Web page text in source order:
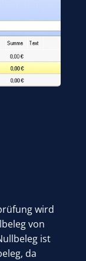
wird
von
ist
da